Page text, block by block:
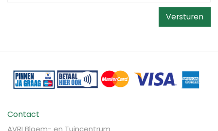
Contact
AVRI Bloem- en Tuincentrum